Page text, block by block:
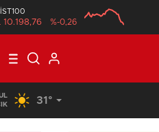
10.198,76 %-0,26
31°